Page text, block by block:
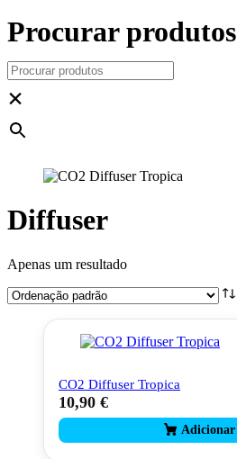
Procurar produtos
×
Diffuser
Apenas um resultado
CO2 Diffuser Tropica
10,90 €